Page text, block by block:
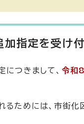
加指定を受け
つきまして、 令和
るためには、市街